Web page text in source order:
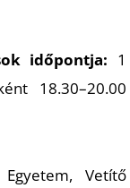
időpontja: 1
18.30–20.00
Vetítő